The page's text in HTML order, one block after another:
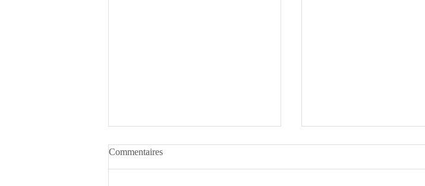
Commentaires